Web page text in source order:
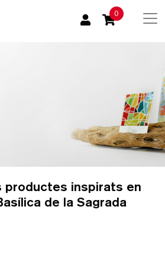
0
productes inspirats en
de la Sagrada